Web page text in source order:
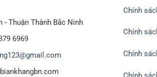
22cm , 8*25 cm ,dành cho trái có trọng lượng
- Thuận Thành Bắc Ninh
6969
Chính
Chính
Chính